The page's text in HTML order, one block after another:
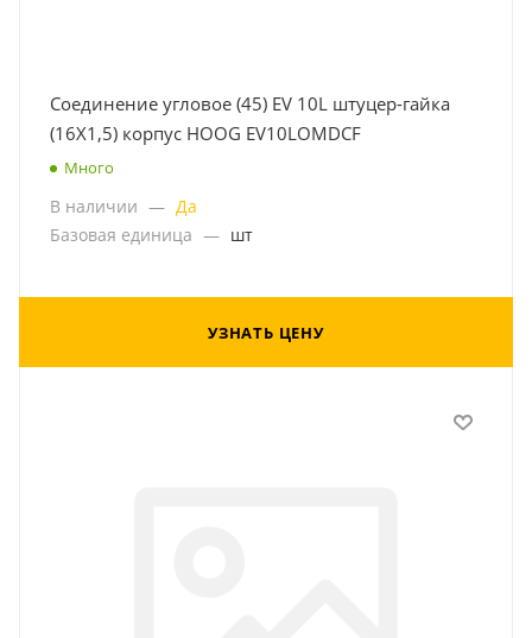
Соединение угловое (45) EV 10L штуцер-гайка
(16Х1,5) корпус HOOG EV10LOMDCF
Много
В наличии — Да
Базовая единица — шт
УЗНАТЬ ЦЕНУ